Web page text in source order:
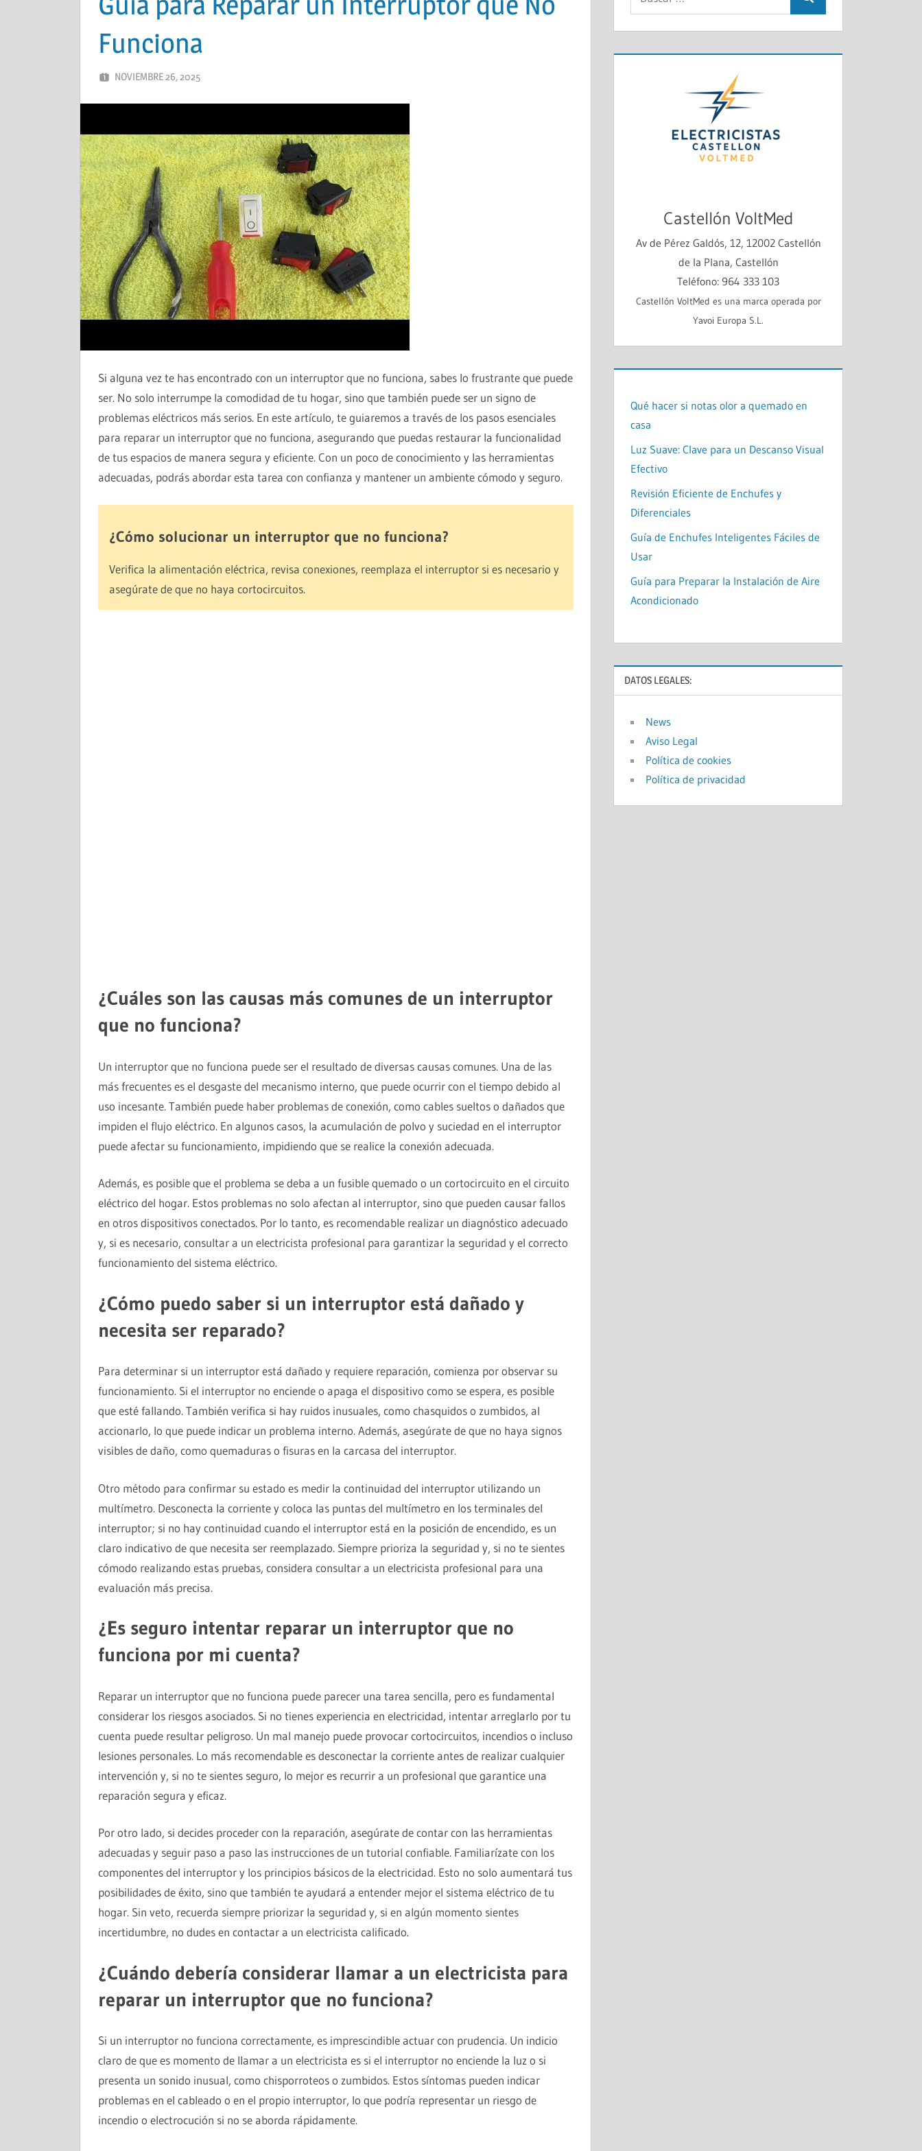
Funciona
NOVIEMBRE 26, 2025
Si alguna vez te has encontrado con un interruptor que no funciona, sabes lo frustrante que puede
ser. No solo interrumpe la comodidad de tu hogar, sino que también puede ser un signo de
problemas eléctricos más serios. En este artículo, te guiaremos a través de los pasos esenciales
para reparar un interruptor que no funciona, asegurando que puedas restaurar la funcionalidad
de tus espacios de manera segura y eficiente. Con un poco de conocimiento y las herramientas
adecuadas, podrás abordar esta tarea con confianza y mantener un ambiente cómodo y seguro.
¿Cómo solucionar un interruptor que no funciona?
Verifica la alimentación eléctrica, revisa conexiones, reemplaza el interruptor si es necesario y
asegúrate de que no haya cortocircuitos.
¿Cuáles son las causas más comunes de un interruptor
que no funciona?
Un interruptor que no funciona puede ser el resultado de diversas causas comunes. Una de las
más frecuentes es el desgaste del mecanismo interno, que puede ocurrir con el tiempo debido al
uso incesante. También puede haber problemas de conexión, como cables sueltos o dañados que
impiden el flujo eléctrico. En algunos casos, la acumulación de polvo y suciedad en el interruptor
puede afectar su funcionamiento, impidiendo que se realice la conexión adecuada.
Además, es posible que el problema se deba a un fusible quemado o un cortocircuito en el circuito
eléctrico del hogar. Estos problemas no solo afectan al interruptor, sino que pueden causar fallos
en otros dispositivos conectados. Por lo tanto, es recomendable realizar un diagnóstico adecuado
y, si es necesario, consultar a un electricista profesional para garantizar la seguridad y el correcto
funcionamiento del sistema eléctrico.
¿Cómo puedo saber si un interruptor está dañado y
necesita ser reparado?
Para determinar si un interruptor está dañado y requiere reparación, comienza por observar su
funcionamiento. Si el interruptor no enciende o apaga el dispositivo como se espera, es posible
que esté fallando. También verifica si hay ruidos inusuales, como chasquidos o zumbidos, al
accionarlo, lo que puede indicar un problema interno. Además, asegúrate de que no haya signos
visibles de daño, como quemaduras o fisuras en la carcasa del interruptor.
Otro método para confirmar su estado es medir la continuidad del interruptor utilizando un
multímetro. Desconecta la corriente y coloca las puntas del multímetro en los terminales del
interruptor; si no hay continuidad cuando el interruptor está en la posición de encendido, es un
claro indicativo de que necesita ser reemplazado. Siempre prioriza la seguridad y, si no te sientes
cómodo realizando estas pruebas, considera consultar a un electricista profesional para una
evaluación más precisa.
¿Es seguro intentar reparar un interruptor que no
funciona por mi cuenta?
Reparar un interruptor que no funciona puede parecer una tarea sencilla, pero es fundamental
considerar los riesgos asociados. Si no tienes experiencia en electricidad, intentar arreglarlo por tu
cuenta puede resultar peligroso. Un mal manejo puede provocar cortocircuitos, incendios o incluso
lesiones personales. Lo más recomendable es desconectar la corriente antes de realizar cualquier
intervención y, si no te sientes seguro, lo mejor es recurrir a un profesional que garantice una
reparación segura y eficaz.
Por otro lado, si decides proceder con la reparación, asegúrate de contar con las herramientas
adecuadas y seguir paso a paso las instrucciones de un tutorial confiable. Familiarízate con los
componentes del interruptor y los principios básicos de la electricidad. Esto no solo aumentará tus
posibilidades de éxito, sino que también te ayudará a entender mejor el sistema eléctrico de tu
hogar. Sin veto, recuerda siempre priorizar la seguridad y, si en algún momento sientes
incertidumbre, no dudes en contactar a un electricista calificado.
¿Cuándo debería considerar llamar a un electricista para
reparar un interruptor que no funciona?
Si un interruptor no funciona correctamente, es imprescindible actuar con prudencia. Un indicio
claro de que es momento de llamar a un electricista es si el interruptor no enciende la luz o si
presenta un sonido inusual, como chisporroteos o zumbidos. Estos síntomas pueden indicar
problemas en el cableado o en el propio interruptor, lo que podría representar un riesgo de
incendio o electrocución si no se aborda rápidamente.
Buscar
Castellón VoltMed
Av de Pérez Galdós, 12, 12002 Castellón
de la Plana, Castellón
Teléfono: 964 333 103
Castellón VoltMed es una marca operada por
Yavoi Europa S.L.
Qué hacer si notas olor a quemado en
casa
Luz Suave: Clave para un Descanso Visual
Efectivo
Revisión Eficiente de Enchufes y
Diferenciales
Guía de Enchufes Inteligentes Fáciles de
Usar
Guía para Preparar la Instalación de Aire
Acondicionado
DATOS LEGALES:
News
Aviso Legal
Política de cookies
Política de privacidad